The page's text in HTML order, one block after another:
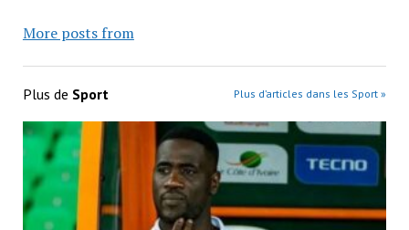
More posts from
Plus de Sport Plus d’articles dans les Sport »